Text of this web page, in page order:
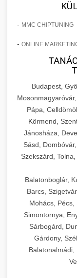
- MMC CHIPTUNING
- ONLINE
Budapest,
Pápa,
Körmend,
Jánosháza,
Sásd,
Szekszárd,
Balatonboglár,
Barcs,
Mohács, Pécs,
Simontornya,
Sárbogárd,
Gárdony,
Balatonalmádi,